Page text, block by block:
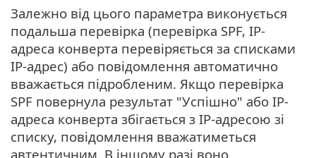
Залежно від цього параметра виконується
подальша перевірка (перевірка SPF, IP-
адреса конверта перевіряється за списками
IP-адрес) або повідомлення автоматично
вважається підробленим. Якщо перевірка
SPF повернула результат "Успішно" або IP-
адреса конверта збігається з IP-адресою зі
списку, повідомлення вважатиметься
автентичним. В іншому разі воно